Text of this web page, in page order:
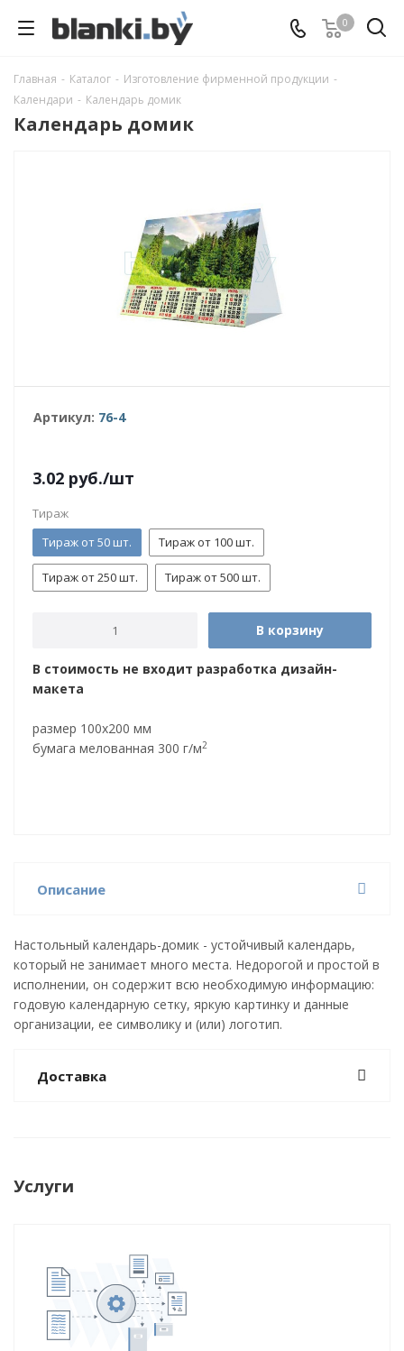
0
Главная - Каталог - Изготовление фирменной продукции -
Календари - Календарь домик
Календарь домик
Артикул: 76-4
3.02 руб./шт
Тираж
Тираж от 50 шт.
Тираж от 100 шт.
Тираж от 250 шт. Тираж от 500 шт.
В корзину
В стоимость не входит разработка дизайн-
макета
размер 100x200 мм
бумага мелованная 300 г/м2
Описание
Настольный календарь-домик - устойчивый календарь,
который не занимает много места. Недорогой и простой в
исполнении, он содержит всю необходимую информацию:
годовую календарную сетку, яркую картинку и данные
организации, ее символику и (или) логотип.
Доставка
Услуги